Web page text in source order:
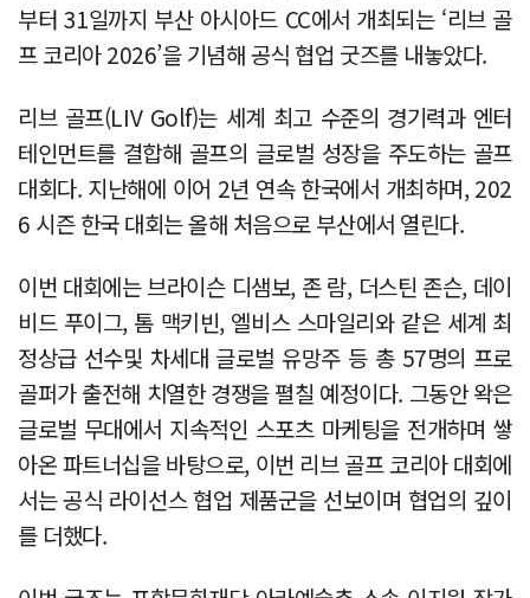
부터 31일까지 부산 아시아드 CC에서 개최되는 ‘리브 골
프 코리아 2026’을 기념해 공식 협업 굿즈를 내놓았다.
리브 골프(LIV Golf)는 세계 최고 수준의 경기력과 엔터
테인먼트를 결합해 골프의 글로벌 성장을 주도하는 골프
대회다. 지난해에 이어 2년 연속 한국에서 개최하며, 202
6 시즌 한국 대회는 올해 처음으로 부산에서 열린다.
이번 대회에는 브라이슨 디샘보, 존 람, 더스틴 존슨, 데이
비드 푸이그, 톰 맥키빈, 엘비스 스마일리와 같은 세계 최
정상급 선수및 차세대 글로벌 유망주 등 총 57명의 프로
골퍼가 출전해 치열한 경쟁을 펼칠 예정이다. 그동안 왁은
글로벌 무대에서 지속적인 스포츠 마케팅을 전개하며 쌓
아온 파트너십을 바탕으로, 이번 리브 골프 코리아 대회에
서는 공식 라이선스 협업 제품군을 선보이며 협업의 깊이
를 더했다.